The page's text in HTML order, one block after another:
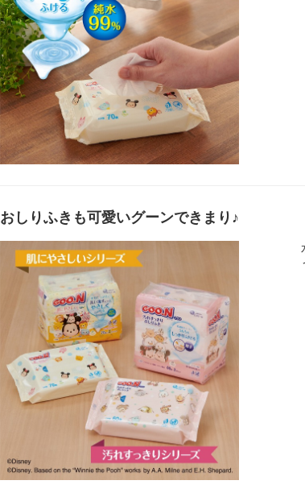
おしりふきも可愛いグーンできまり♪